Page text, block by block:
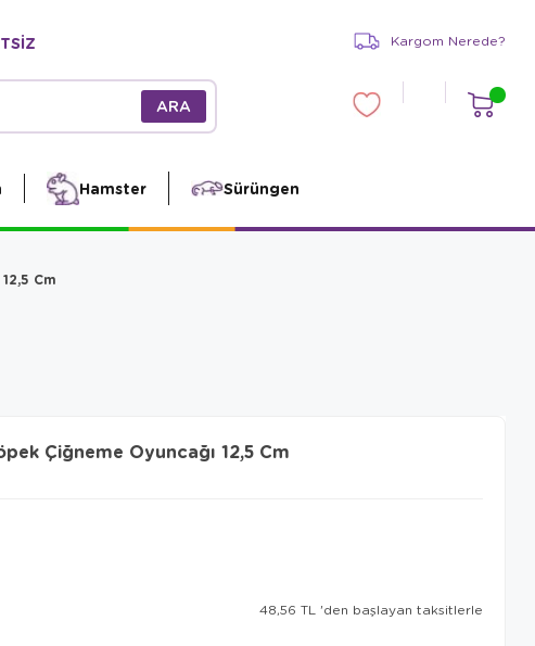
Kargom Nerede?
Hamster Sürüngen
Cm
Çiğneme Oyuncağı 12,5 Cm
48,56 TL 'den başlayan taksitlerle